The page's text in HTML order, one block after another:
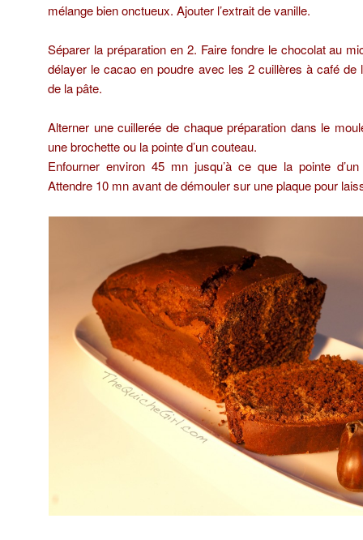
mélange bien onctueux. Ajouter l’extrait de vanille.
Séparer la préparation en 2. Faire fondre le chocolat au
délayer le cacao en poudre avec les 2 cuillères à café de
de la pâte.
Alterner une cuillerée de chaque préparation dans le
une brochette ou la pointe d’un couteau.
Enfourner environ 45 mn jusqu’à ce que la pointe
Attendre 10 mn avant de démouler sur une plaque pour